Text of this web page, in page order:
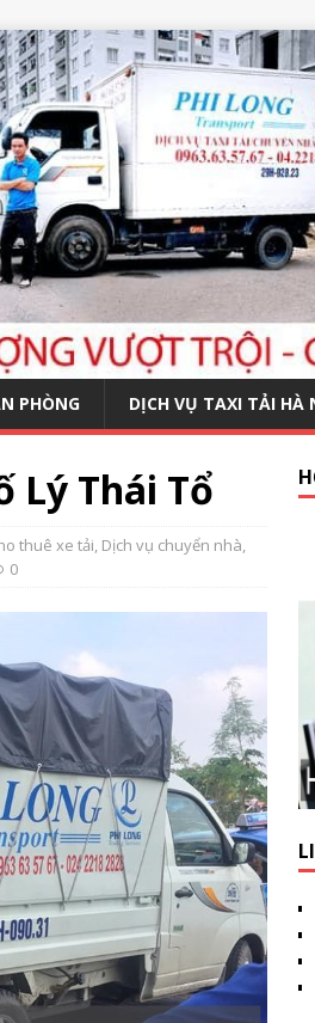
PHÒNG DỊCH VỤ TAXI TẢI HÀ
Lý Thái Tổ
thuê xe tải, Dịch vụ chuyển nhà,
0